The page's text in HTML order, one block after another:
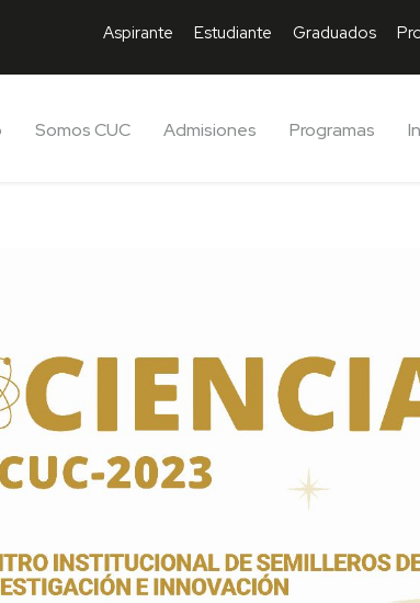
Aspirante Estudiante Graduados
Somos CUC Admisiones Programas